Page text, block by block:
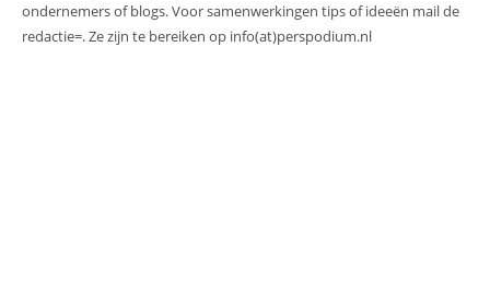
ondernemers of blogs. Voor samenwerkingen tips of ideeën mail de
redactie=. Ze zijn te bereiken op info(at)perspodium.nl